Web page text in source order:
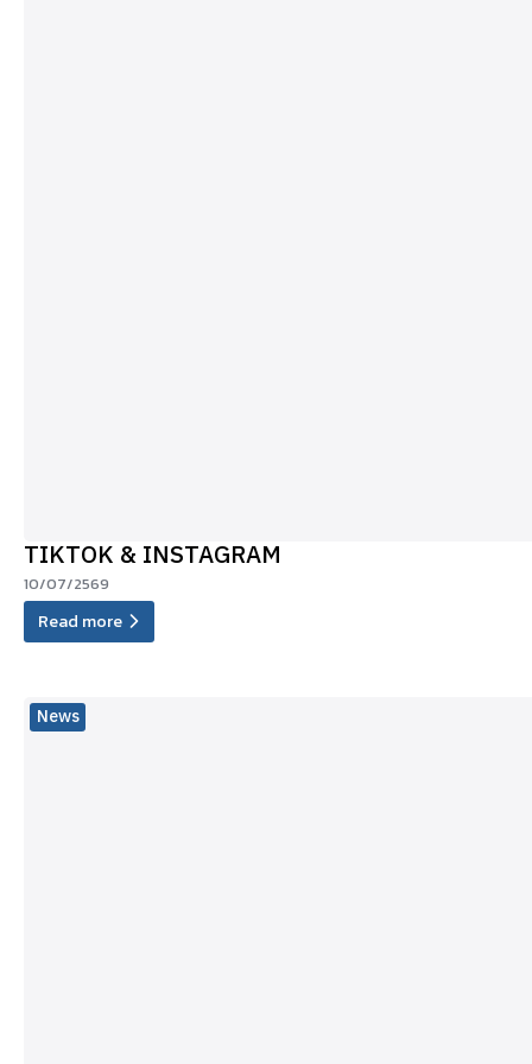
TIKTOK & INSTAGRAM
10/07/2569
Read more
News